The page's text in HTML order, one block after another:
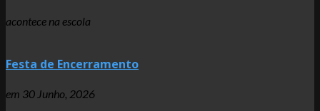
acontece na escola
Festa de Encerramento
em 30 Junho, 2026